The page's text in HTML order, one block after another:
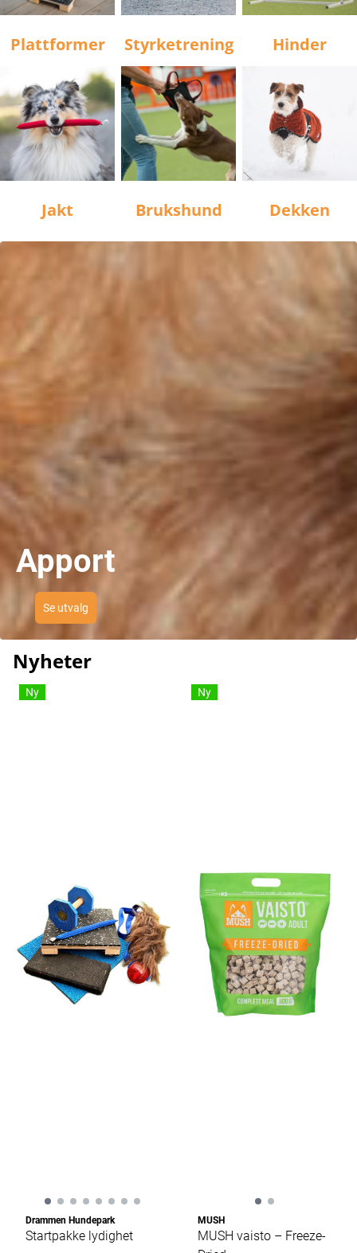
Plattformer Styrketrening Hinder
Jakt Brukshund Dekken
Apport
Se utvalg
Nyheter
Ny
Drammen Hundepark
Startpakke lydighet
Ny
MUSH
MUSH vaisto – Freeze-